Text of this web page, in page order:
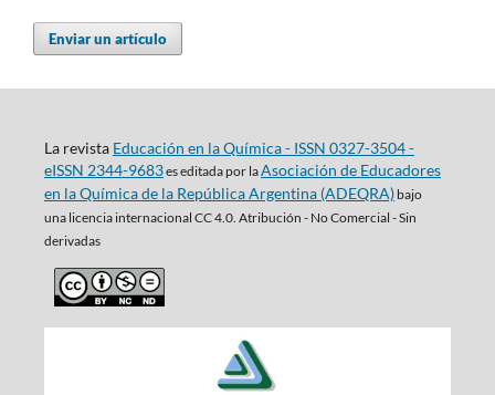
Enviar un artículo
La revista Educación en la Química - ISSN 0327-3504 -
eISSN 2344-9683es editada por laAsociación de Educadores
en la Química de la República Argentina (ADEQRA)bajo
una licencia internacional CC 4.0. Atribución - No Comercial - Sin
derivadas